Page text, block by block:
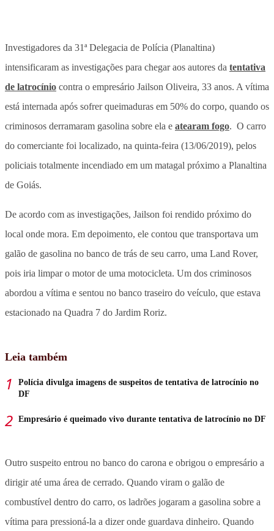
Investigadores da 31ª Delegacia de Polícia (Planaltina)
intensificaram as investigações para chegar aos autores da tentativa
de latrocínio contra o empresário Jailson Oliveira, 33 anos. A vítima
está internada após sofrer queimaduras em 50% do corpo, quando os
criminosos derramaram gasolina sobre ela e atearam fogo. O carro
do comerciante foi localizado, na quinta-feira (13/06/2019), pelos
policiais totalmente incendiado em um matagal próximo a Planaltina
de Goiás.
De acordo com as investigações, Jailson foi rendido próximo do
local onde mora. Em depoimento, ele contou que transportava um
galão de gasolina no banco de trás de seu carro, uma Land Rover,
pois iria limpar o motor de uma motocicleta. Um dos criminosos
abordou a vítima e sentou no banco traseiro do veículo, que estava
estacionado na Quadra 7 do Jardim Roriz.
Leia também
Polícia divulga imagens de suspeitos de tentativa de latrocínio no
DF
Empresário é queimado vivo durante tentativa de latrocínio no DF
Outro suspeito entrou no banco do carona e obrigou o empresário a
dirigir até uma área de cerrado. Quando viram o galão de
combustível dentro do carro, os ladrões jogaram a gasolina sobre a
vítima para pressioná-la a dizer onde guardava dinheiro. Quando